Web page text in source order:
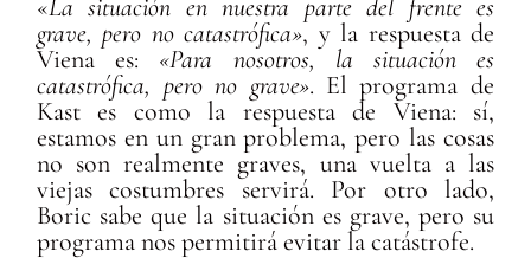
«La situación en nuestra parte del frente es
grave, pero no catastrófica», y la respuesta de
Viena es: «Para nosotros, la situación es
catastrófica, pero no grave». El programa de
Kast es como la respuesta de Viena: sí,
estamos en un gran problema, pero las cosas
no son realmente graves, una vuelta a las
viejas costumbres servirá. Por otro lado,
Boric sabe que la situación es grave, pero su
programa nos permitirá evitar la catástrofe.